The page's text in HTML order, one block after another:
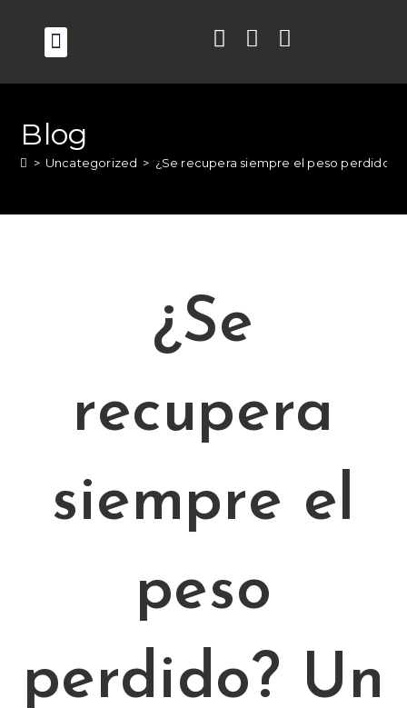
Blog
> Uncategorized > ¿Se recupera siempre el peso perdido?
¿Se
recupera
siempre el
peso
perdido? Un